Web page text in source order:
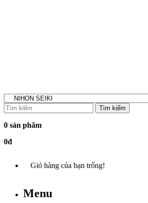
Tìm kiếm
0 sản phẩm
0đ
Giỏ hàng của bạn trống!
Menu